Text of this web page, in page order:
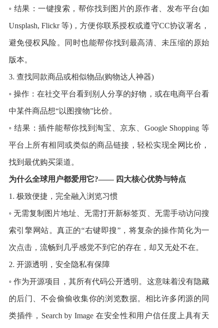
◦ 结果：一键搜索，帮你找到图片的原作者、发布平台(如
Unsplash, Flickr 等)，方便你联系授权或遵守CC协议署名，
避免侵权风险。同时也能帮你找到最高清、未压缩的原始
版本。
3. 查找同款商品或相似物品(购物达人神器)
◦ 操作：在社交平台看到别人分享的好物，或在电商平台看
中某件商品想“以图搜物”比价。
◦ 结果：插件能帮你找到淘宝、京东、Google Shopping 等
平台上所有相同或类似的商品链接，轻松实现全网比价，
找到最优购买渠道。
为什么全球用户都爱用它?—— 四大核心优势与特点
1. 极致便捷，完全融入浏览习惯
◦ 无需复制图片地址、无需打开新标签页、无需手动访问搜
索引擎网站。真正的“右键即搜”，将复杂的操作简化为一
次点击，流畅到几乎感觉不到它的存在，却又无处不在。
2. 开源透明，安全隐私有保障
◦ 作为开源项目，其所有代码公开透明。这意味着没有隐藏
的后门、不会偷偷收集你的浏览数据。相比许多闭源的同
类插件，Search by Image 在安全性和用户信任度上具有天